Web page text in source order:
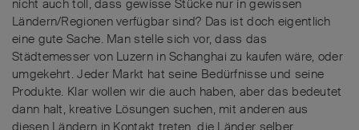
nicht auch toll, dass gewisse Stücke nur in gewissen
Ländern/Regionen verfügbar sind? Das ist doch eigentlich
eine gute Sache. Man stelle sich vor, dass das
Städtemesser von Luzern in Schanghai zu kaufen wäre, oder
umgekehrt. Jeder Markt hat seine Bedürfnisse und seine
Produkte. Klar wollen wir die auch haben, aber das bedeutet
dann halt, kreative Lösungen suchen, mit anderen aus
diesen Ländern in Kontakt treten, die Länder selber